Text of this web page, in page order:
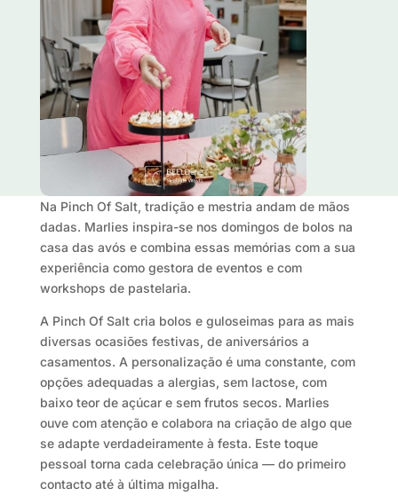
Na Pinch Of Salt, tradição e mestria andam de mãos
dadas. Marlies inspira-se nos domingos de bolos na
casa das avós e combina essas memórias com a sua
experiência como gestora de eventos e com
workshops de pastelaria.
A Pinch Of Salt cria bolos e guloseimas para as mais
diversas ocasiões festivas, de aniversários a
casamentos. A personalização é uma constante, com
opções adequadas a alergias, sem lactose, com
baixo teor de açúcar e sem frutos secos. Marlies
ouve com atenção e colabora na criação de algo que
se adapte verdadeiramente à festa. Este toque
pessoal torna cada celebração única — do primeiro
contacto até à última migalha.